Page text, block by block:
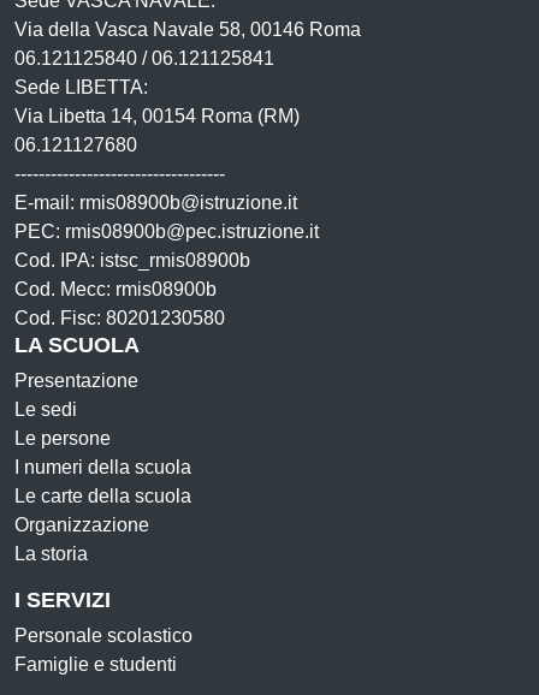
Via della Vasca Navale 58, 00146 Roma
06.121125840 / 06.121125841
Sede LIBETTA:
Via Libetta 14, 00154 Roma (RM)
06.121127680
-----------------------------------
E-mail: rmis08900b@istruzione.it
PEC: rmis08900b@pec.istruzione.it
Cod. IPA: istsc_rmis08900b
Cod. Mecc: rmis08900b
Cod. Fisc: 80201230580
LA SCUOLA
Presentazione
Le sedi
Le persone
I numeri della scuola
Le carte della scuola
Organizzazione
La storia
I SERVIZI
Personale scolastico
Famiglie e studenti